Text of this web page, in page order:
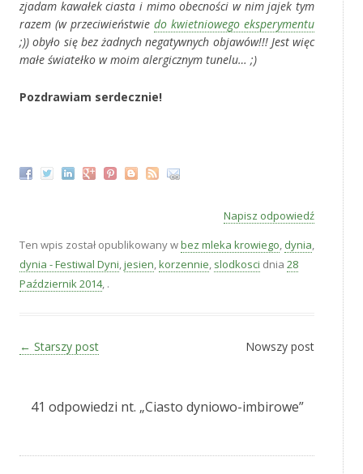
zjadam kawałek ciasta i mimo obecności w nim jajek tym
razem (w przeciwieństwie do kwietniowego eksperymentu
;)) obyło się bez żadnych negatywnych objawów!!! Jest więc
małe światełko w moim alergicznym tunelu… ;)
Pozdrawiam serdecznie!
Napisz odpowiedź
Ten wpis został opublikowany wbez mleka krowiego dynia
dynia - Festiwal Dyni jesien korzennie slodkosci dnia 28
Październik 2014, .
Zobacz wpisy
← Starszy post Nowszy post
41 odpowiedzi nt. „Ciasto dyniowo-imbirowe”